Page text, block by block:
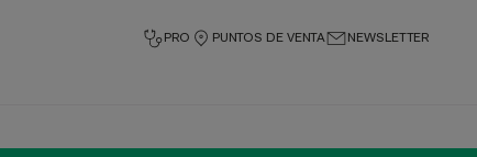
PRO PUNTOS DE VENTA NEWSLETTER